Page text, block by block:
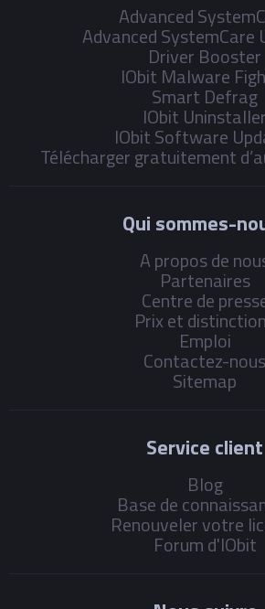
Advanced
Advanced SystemCare
Driver Booster
IObit Malware
Smart Defrag
IObit Uninstaller
IObit Software
Télécharger gratuitement
Qui sommes-
A propos de
Partenaires
Centre de
Prix et
Emploi
Contactez-nous
Sitemap
Service client
Blog
Base de
Renouveler votre
Forum d'IObit